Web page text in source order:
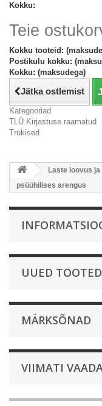
Kokku:
Teie
Kokku tooteid:
Postikulu kokku:
Kokku: (maksudega)
Jätka ostlemist
Kategooriad
TLÜ Kirjastuse raamatud
Trükised
Laste loovus
psüühilises arengus
UUED TOOTED
MÄRKSÕNAD
VIIMATI